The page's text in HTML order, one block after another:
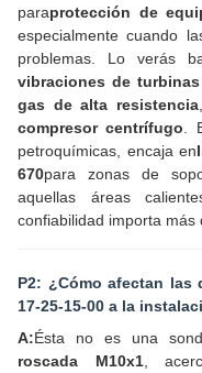
paraprotección de
especialmente cuando
problemas. Lo verás
vibraciones de
gas de alta resistencia
compresor centrífugo .
petroquímicas, encaja en
670para zonas de
aquellas áreas
confiabilidad importa más
P2: ¿Cómo afectan las
17-25-15-00 a la
A:Ésta no es una
roscada M10x1,